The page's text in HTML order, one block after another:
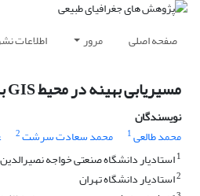
صفحه اصلی مرور اطلاعات
مسیریابی بهینه در محیط GIS برای تخلیّه‎ی اضطراری آسیب‎دیدگان از حوادث ناگهانی
نویسندگان
محمد طالعی1 محمد سعادت سرشت2
1استادیار دانشگاه صنعتی خواجه
2استادیار دانشگاه تهران